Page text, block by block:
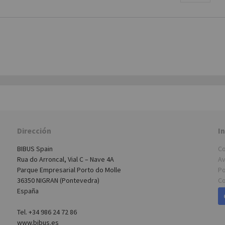
AZUL
Dirección
BIBUS Spain
Rua do Arroncal, Vial C – Nave 4A
Parque Empresarial Porto do Molle
36350 NIGRAN (Pontevedra)
España
Tel. +34 986 24 72 86
www.bibus.es